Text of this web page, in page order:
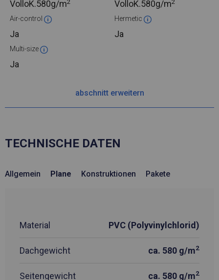
VolloK.580g/m VolloK.580g/m
Air-control
Ja
Hermetic
Ja
Multi-size
Ja
abschnitt erweitern
TECHNISCHE DATEN
Allgemein Plane Konstruktionen Pakete
Material PVC (Polyvinylchlorid)
Dachgewicht ca. 580 g/m2
Seitengewicht ca. 580 g/m2